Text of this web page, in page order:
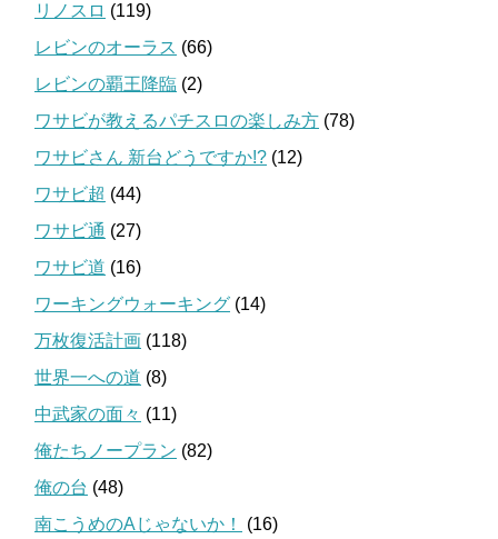
リノスロ (119)
レビンのオーラス (66)
レビンの覇王降臨 (2)
ワサビが教えるパチスロの楽しみ方 (78)
ワサビさん 新台どうですか!? (12)
ワサビ超 (44)
ワサビ通 (27)
ワサビ道 (16)
ワーキングウォーキング (14)
万枚復活計画 (118)
世界一への道 (8)
中武家の面々 (11)
俺たちノープラン (82)
俺の台 (48)
南こうめのAじゃないか！
(16)